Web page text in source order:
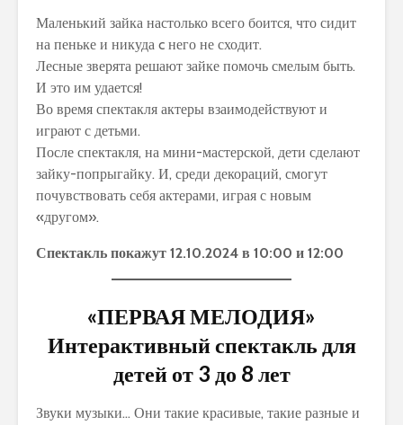
Маленький зайка настолько всего боится, что сидит
на пеньке и никуда c него не сходит.
Лесные зверята решают зайке помочь смелым быть.
И это им удается!
Во время спектакля актеры взаимодействуют и
играют с детьми.
После спектакля, на мини-мастерской, дети сделают
зайку-попрыгайку. И, среди декораций, смогут
почувствовать себя актерами, играя с новым
«другом».
Спектакль покажут 12.10.2024 в 10:00 и 12:00
«ПЕРВАЯ МЕЛОДИЯ»
Интерактивный спектакль для
детей от 3 до 8 лет
Звуки музыки… Они такие красивые, такие разные и